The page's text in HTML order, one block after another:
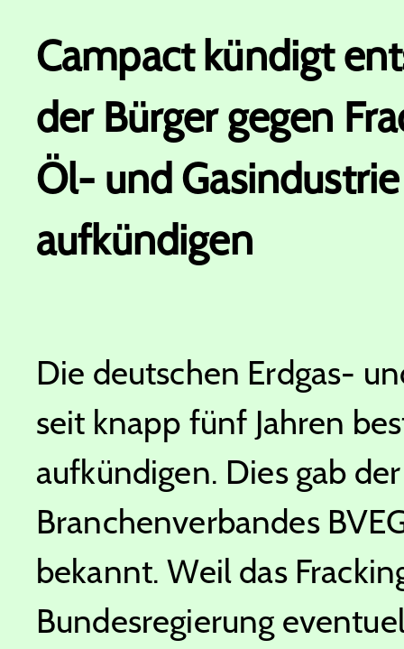
Campact kündigt
der Bürger gegen
Öl- und
aufkündigen
Die deutschen Erdgas-
seit knapp fünf Jahren
aufkündigen. Dies gab
Branchenverbandes
bekannt. Weil das
Bundesregierung